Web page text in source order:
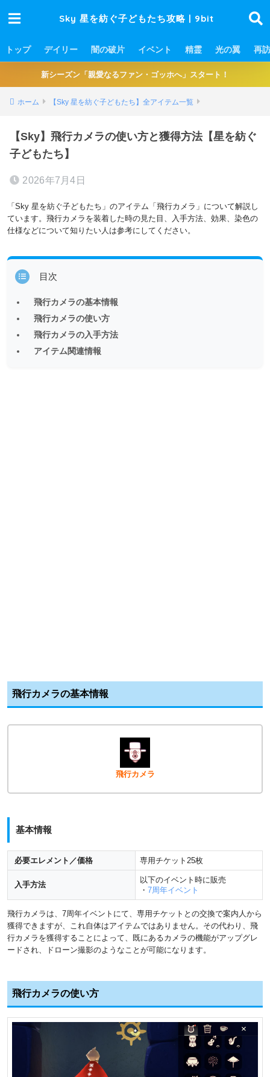
Sky 星を紡ぐ子どもたち攻略 | 9bit
トップ デイリー 闇の破片 イベント 精霊 光の翼 再訪
新シーズン「親愛なるファン・ゴッホへ」スタート！
ホーム 【Sky 星を紡ぐ子どもたち】全アイテム一覧
【Sky】飛行カメラの使い方と獲得方法【星を紡ぐ
子どもたち】
2026年7月4日
「Sky 星を紡ぐ子どもたち」のアイテム「飛行カメラ」について解説し
ています。飛行カメラを装着した時の見た目、入手方法、効果、染色の
仕様などについて知りたい人は参考にしてください。
目次
飛行カメラの基本情報
飛行カメラの使い方
飛行カメラの入手方法
アイテム関連情報
飛行カメラの基本情報
飛行カメラ
基本情報
必要エレメント／価格 専用チケット25枚
入手方法
以下のイベント時に販売
・ 7周年イベント
飛行カメラは、7周年イベントにて、専用チケットとの交換で案内人から
獲得できますが、これ自体はアイテムではありません。その代わり、飛
行カメラを獲得することによって、既にあるカメラの機能がアップグレ
ードされ、ドローン撮影のようなことが可能になります。
飛行カメラの使い方